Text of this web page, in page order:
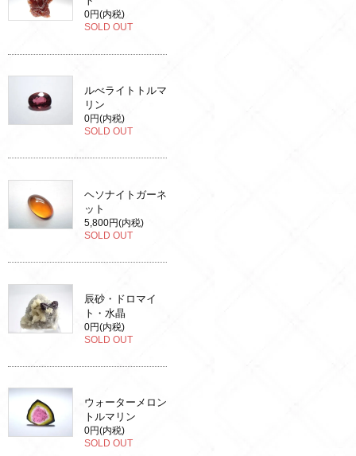
0円(内税)
SOLD OUT
ルべライトトルマ
リン
0円(内税)
SOLD OUT
ヘソナイトガーネ
ット
5,800円(内税)
SOLD OUT
辰砂・ドロマイ
ト・水晶
0円(内税)
SOLD OUT
ウォーターメロン
トルマリン
0円(内税)
SOLD OUT